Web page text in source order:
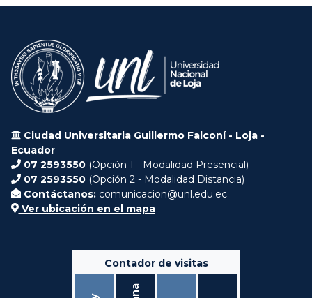
Ciudad Universitaria Guillermo Falconí - Loja -
Ecuador
07 2593550 (Opción 1 - Modalidad Presencial)
07 2593550 (Opción 2 - Modalidad Distancia)
Contáctanos: comunicacion@unl.edu.ec
Ver ubicación en el mapa
Contador de visitas